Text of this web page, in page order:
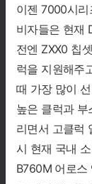
이젠 7000시리
비자들은 현재
전엔 ZXX0 칩
럭을 지원해주
때 가장 많이
높은 클럭과
리면서 고클럭
시 현재 국내
B760M 어로스